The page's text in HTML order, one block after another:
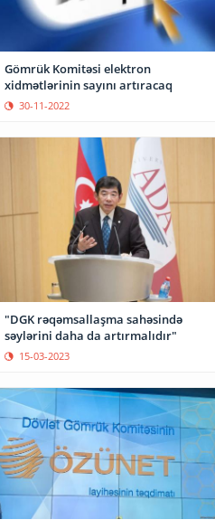
Gömrük Komitəsi elektron
xidmətlərinin sayını artıracaq
30-11-2022
"DGK rəqəmsallaşma sahəsində
səylərini daha da artırmalıdır"
15-03-2023